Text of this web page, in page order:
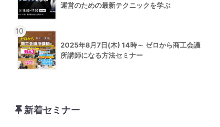
運営のための最新テクニックを学ぶ
10
2025年8月7日(木) 14時～ ゼロから商工会議
所講師になる方法セミナー
新着セミナー